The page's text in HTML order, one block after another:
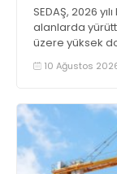
SEDAŞ, 2026
alanlarda
üzere yüksek
ekskavatörü
10 Ağustos